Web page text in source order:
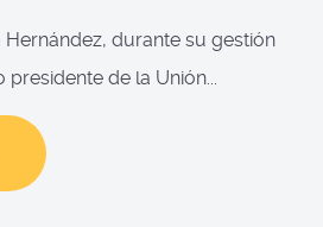
Hernández, durante su gestión
presidente de la Unión...